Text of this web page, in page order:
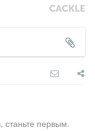
станьте первым.